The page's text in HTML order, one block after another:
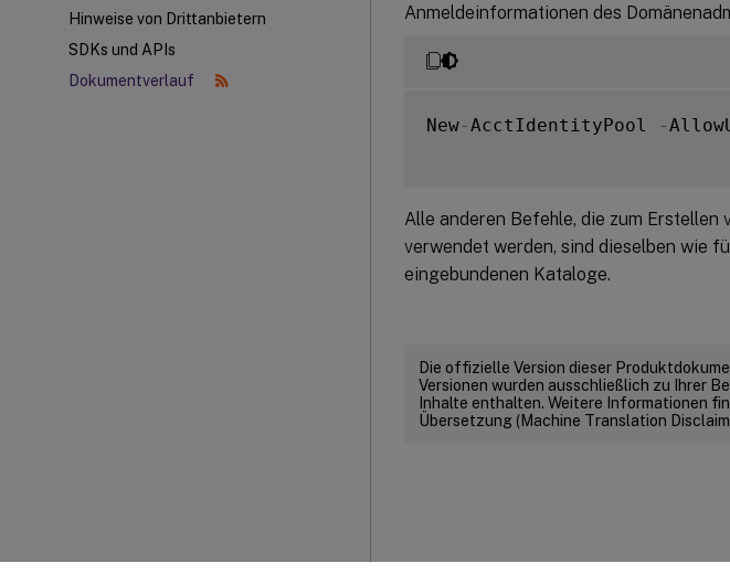
Hinweise von Drittanbietern
SDKs und APIs
Dokumentverlauf
Anmeldeinformationen des
New-AcctIdentityPool -
Alle anderen Befehle, die zum
verwendet werden, sind dieselben wie
eingebundenen Kataloge.
Die offizielle Version dieser
Versionen wurden ausschließlich zu Ihrer
Inhalte enthalten. Weitere Informationen
Übersetzung (Machine Translation